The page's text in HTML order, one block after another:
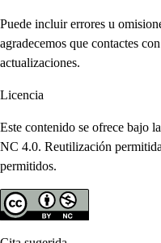
Puede incluir errores u
agradecemos que contactes
actualizaciones.
Licencia
Este contenido se ofrece bajo
NC 4.0. Reutilización
permitidos.